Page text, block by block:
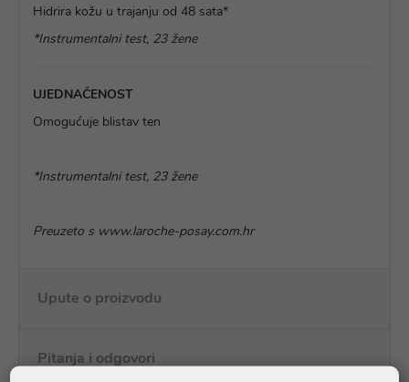
Hidrira kožu u trajanju od 48 sata*
*Instrumentalni test, 23 žene
UJEDNAČENOST
Omogućuje blistav ten
*Instrumentalni test, 23 žene
Preuzeto s www.laroche-posay.com.hr
Upute o proizvodu
Pitanja i odgovori